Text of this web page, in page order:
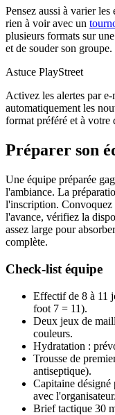
Pensez aussi à varier les
rien à voir avec un
plusieurs formats sur
et de souder son groupe.
Astuce PlayStreet
Activez les alertes par
automatiquement les
format préféré et à votre
Préparer son
Une équipe préparée
l'ambiance. La
l'inscription. Convoquez
l'avance, vérifiez la
assez large pour
complète.
Check-list équipe
Effectif de 8 à 11
foot 7 = 11).
Deux jeux de
couleurs.
Hydratation :
Trousse de
antiseptique).
Capitaine désigné
avec l'organisateur.
Brief tactique 30